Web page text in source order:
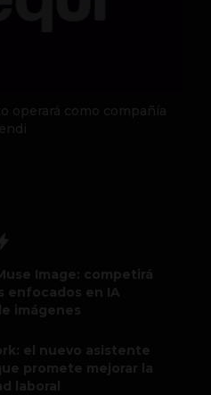
operará como compañía
Image: competirá
enfocados en IA
imágenes
el nuevo asistente
promete mejorar la
laboral